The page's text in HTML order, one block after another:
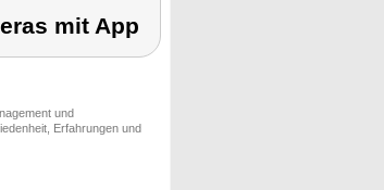
mit App
und
Erfahrungen und